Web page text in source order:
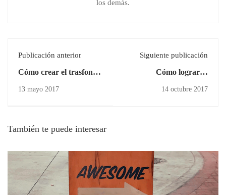
los demás.
Publicación anterior
Cómo crear el trasfondo
13 mayo 2017
Siguiente publicación
Cómo lograr la
incredulidad
14 octubre 2017
También te puede interesar